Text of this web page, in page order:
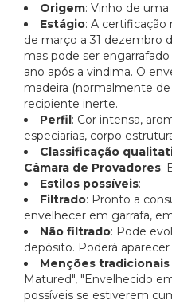
Origem: Vinho de uma
Estágio: A certificação
de março a 31 dezembro
mas pode ser
ano após a vindima. O
madeira (normalmente
recipiente inerte.
Perfil : Cor intensa,
especiarias, corpo
Classificação
Câmara de Provadores:
Estilos possíveis:
Filtrado: Pronto a
envelhecer em garrafa,
Não filtrado: Pode
depósito. Poderá
Menções tradicionais
Matured", "Envelhecido
possíveis se estiverem